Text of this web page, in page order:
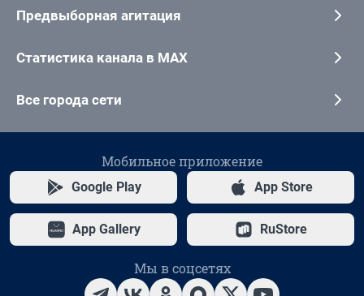
Предвыборная агитация
Статистика канала в MAX
Все города сети
Мобильное приложение
Google Play App Store
App Gallery RuStore
Мы в соцсетях